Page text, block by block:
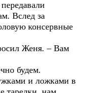
Вслед за
консервные
Женя. – Вам
будем.
и ложками в